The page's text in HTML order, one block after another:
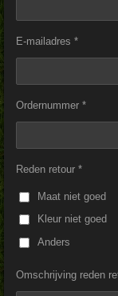
E-mailadres *
Ordernummer *
Reden retour *
Maat niet goed
Kleur niet goed
Anders
Omschrijving reden